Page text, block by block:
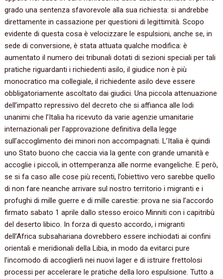
grado una sentenza sfavorevole alla sua richiesta: si andrebbe
direttamente in cassazione per questioni di legittimità. Scopo
evidente di questa cosa è velocizzare le espulsioni, anche se, in
sede di conversione, è stata attuata qualche modifica: è
aumentato il numero dei tribunali dotati di sezioni speciali per tali
pratiche riguardanti i richiedenti asilo, il giudice non è più
monocratico ma collegiale, il richiedente asilo deve essere
obbligatoriamente ascoltato dai giudici. Una piccola attenuazione
dell’impatto repressivo del decreto che si affianca alle lodi
unanimi che l’Italia ha ricevuto da varie agenzie umanitarie
internazionali per l’approvazione definitiva della legge
sull’accoglimento dei minori non accompagnati. L’Italia è quindi
uno Stato buono che caccia via la gente con grande umanità e
accoglie i piccoli, in ottemperanza alle norme evangeliche. E però,
se si fa caso alle cose più recenti, l’obiettivo vero sarebbe quello
di non fare neanche arrivare sul nostro territorio i migranti e i
profughi di mille guerre e di mille carestie: prova ne sia l’accordo
firmato sabato 1 aprile dallo stesso eroico Minniti con i capitribù
del deserto libico. In forza di questo accordo, i migranti
dell’Africa subsahariana dovrebbero essere inchiodati ai confini
orientali e meridionali della Libia, in modo da evitarci pure
l’incomodo di accoglierli nei nuovi lager e di istruire frettolosi
processi per accelerare le pratiche della loro espulsione. Tutto a